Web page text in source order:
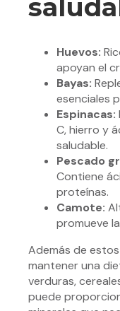
Huevos:
apoyan el
Bayas:
esenciales
Espinacas:
C, hierro y
saludable.
Pescado
Contiene
proteínas.
Camote:
promueve
Además de
mantener una
verduras,
puede